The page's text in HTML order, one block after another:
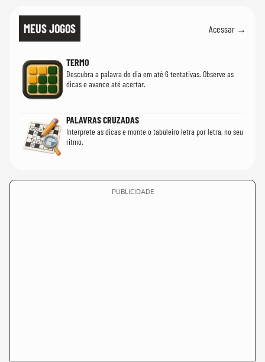
MEUS JOGOS Acessar →
TERMO
Descubra a palavra do dia em até 6 tentativas. Observe as
dicas e avance até acertar.
PALAVRAS CRUZADAS
Interprete as dicas e monte o tabuleiro letra por letra, no seu
ritmo.
PUBLICIDADE